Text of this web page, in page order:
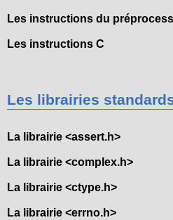
Les instructions du
Les instructions C
Les librairies
La librairie <assert.h>
La librairie <complex.h>
La librairie <ctype.h>
La librairie <errno.h>